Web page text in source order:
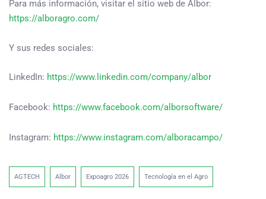
Para más información, visitar el sitio web de Albor:
https://alboragro.com/
Y sus redes sociales:
LinkedIn: https://www.linkedin.com/company/albor
Facebook: https://www.facebook.com/alborsoftware/
Instagram: https://www.instagram.com/alboracampo/
AGTECH Albor Expoagro 2026 Tecnología en el Agro